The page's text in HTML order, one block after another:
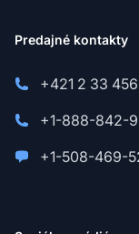
Predajné kontakty
+421 2 33
+1-888-842-
+1-508-469-